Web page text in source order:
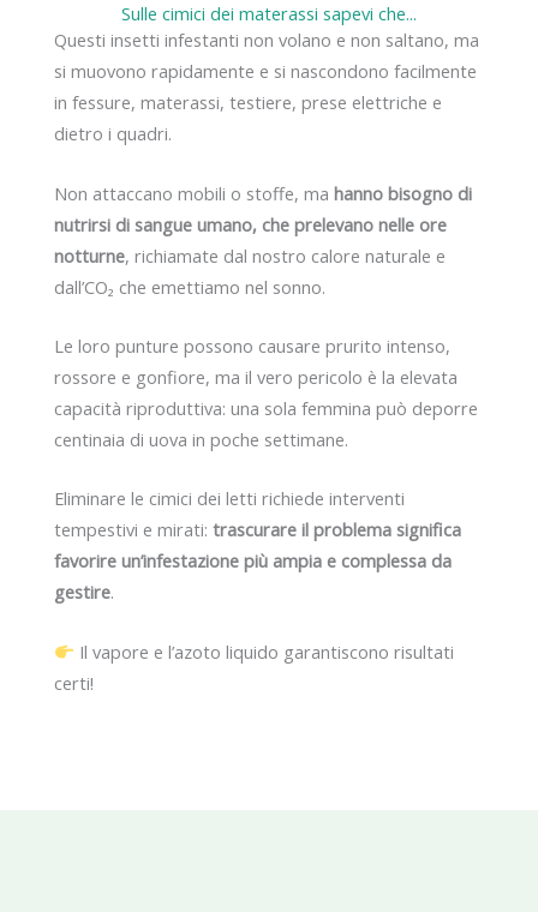
Sulle cimici dei materassi sapevi che...
Questi insetti infestanti non volano e non saltano, ma
si muovono rapidamente e si nascondono facilmente
in fessure, materassi, testiere, prese elettriche e
dietro i quadri.
Non attaccano mobili o stoffe, ma hanno bisogno di
nutrirsi di sangue umano, che prelevano nelle ore
notturne, richiamate dal nostro calore naturale e
dall’CO₂ che emettiamo nel sonno.
Le loro punture possono causare prurito intenso,
rossore e gonfiore, ma il vero pericolo è la elevata
capacità riproduttiva: una sola femmina può deporre
centinaia di uova in poche settimane.
Eliminare le cimici dei letti richiede interventi
tempestivi e mirati: trascurare il problema significa
favorire un’infestazione più ampia e complessa da
gestire.
Il vapore e l’azoto liquido garantiscono risultati
certi!